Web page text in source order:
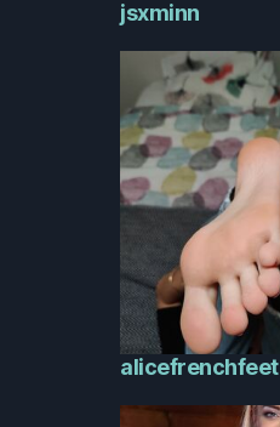
jsxminn
alicefrenchfeet